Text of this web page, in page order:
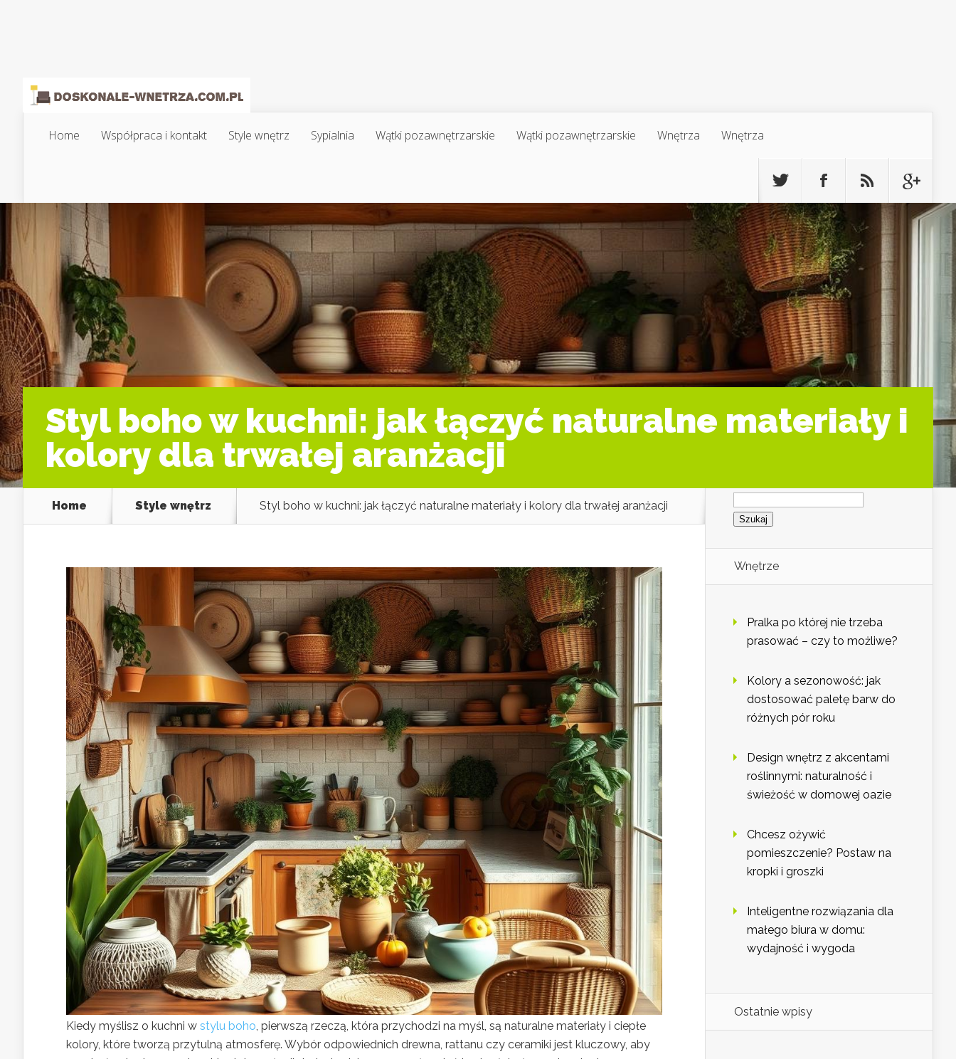
Home Współpraca i kontakt Style wnętrz Sypialnia Wątki pozawnętrzarskie Wątki pozawnętrzarskie Wnętrza Wnętrza
Styl boho w kuchni: jak łączyć naturalne materiały i
kolory dla trwałej aranżacji
Home Style wnętrz Styl boho w kuchni: jak łączyć naturalne materiały i kolory dla trwałej aranżacji
Kiedy myślisz o kuchni w stylu boho , pierwszą rzeczą, która przychodzi na myśl, są naturalne materiały i ciepłe
kolory, które tworzą przytulną atmosferę. Wybór odpowiednich drewna, rattanu czy ceramiki jest kluczowy, aby
Szukaj:
Wnętrze
Pralka po której nie trzeba
prasować – czy to możliwe?
Kolory a sezonowość: jak
dostosować paletę barw do
różnych pór roku
Design wnętrz z akcentami
roślinnymi: naturalność i
świeżość w domowej oazie
Chcesz ożywić
pomieszczenie? Postaw na
kropki i groszki
Inteligentne rozwiązania dla
małego biura w domu:
wydajność i wygoda
Ostatnie wpisy